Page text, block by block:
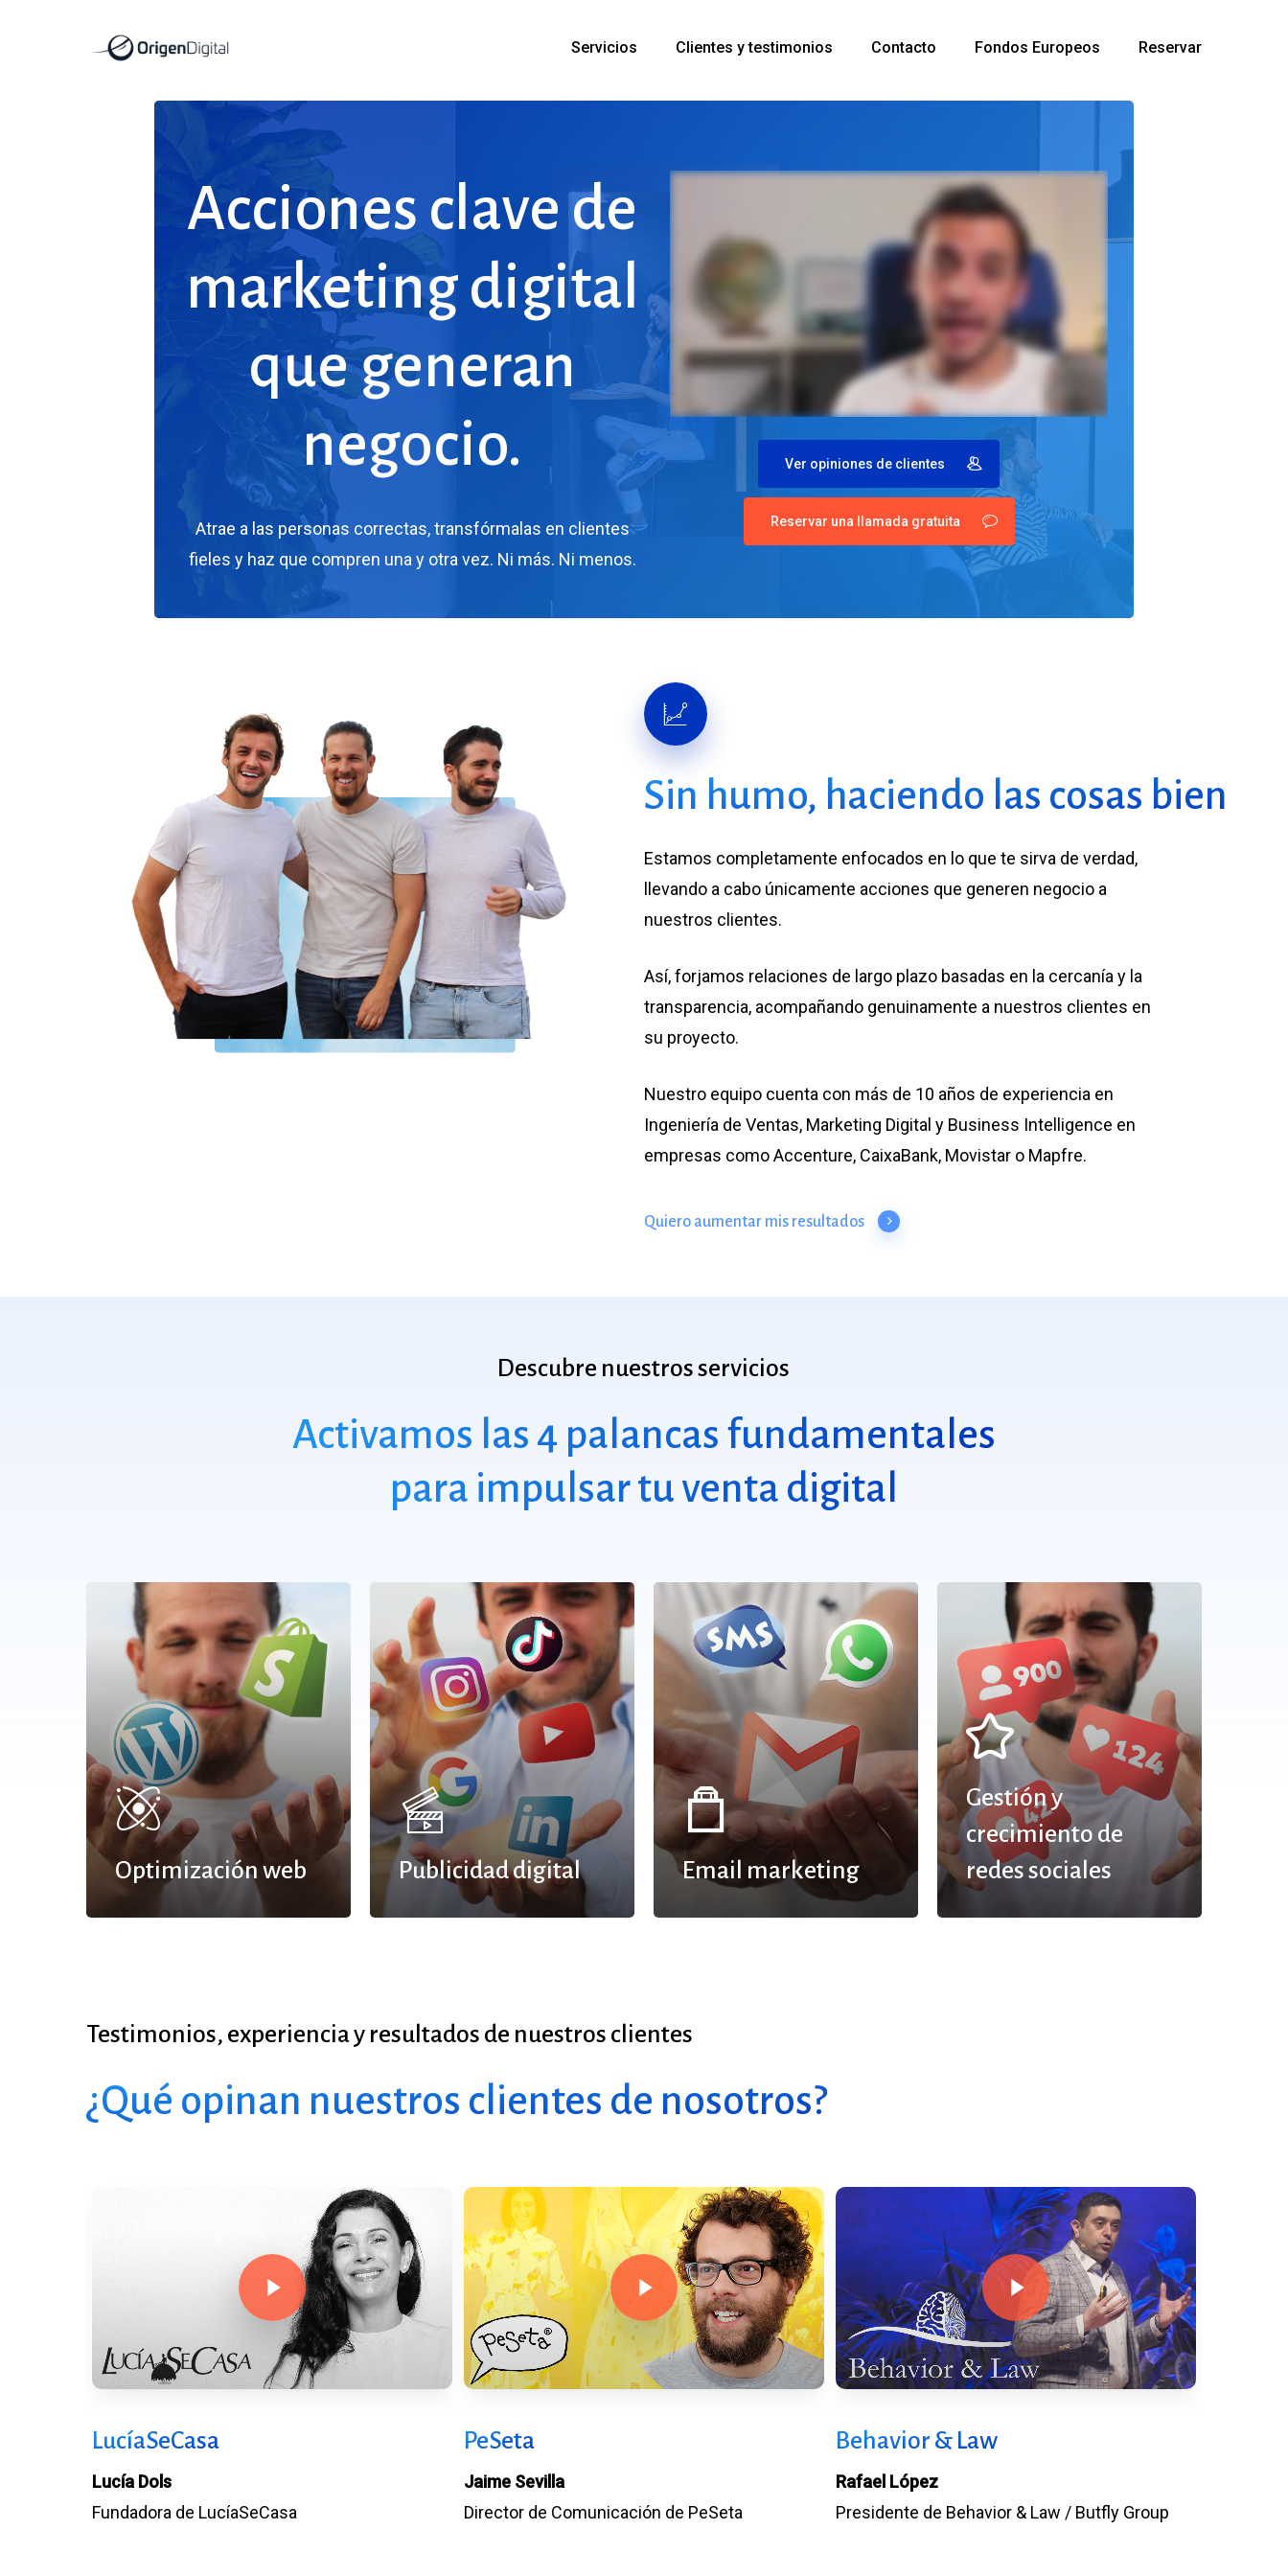
Servicios Clientes y testimonios Contacto Fondos Europeos Reservar
Acciones clave de
marketing digital
quegeneran
negocio.
Atrae a las personas correctas, transfórmalas en clientes
fieles y haz que compren una y otra vez. Ni más. Ni menos.
Ver opiniones de clientes
Reservar una llamada gratuita
Sin humo, haciendo las cosas bien
Estamos completamente enfocados en lo que te sirva de verdad,
llevando a cabo únicamente acciones que generen negocio a
nuestros clientes.
Así, forjamos relaciones de largo plazo basadas en la cercanía y la
transparencia, acompañando genuinamente a nuestros clientes en
su proyecto.
Nuestro equipo cuenta con más de 10 años de experiencia en
Ingeniería de Ventas, Marketing Digital y Business Intelligence en
empresas como Accenture, CaixaBank, Movistar o Mapfre.
Quiero aumentar mis resultados
Descubre nuestrosservicios
Activamos las 4 palancas fundamentales
para impulsar tu venta digital
Optimización web Publicidad digital Email marketing
Gestión y
crecimiento de
redes sociales
Testimonios, experienciay resultados de nuestros clientes
¿Qué opinan nuestros clientes de nosotros?
Play Video
LucíaSeCasa
Lucía Dols
Fundadora de LucíaSeCasa
Play Video
PeSeta
Jaime Sevilla
Director de Comunicación de PeSeta
Play Video
Behavior & Law
Rafael López
Presidente de Behavior & Law / Butfly Group